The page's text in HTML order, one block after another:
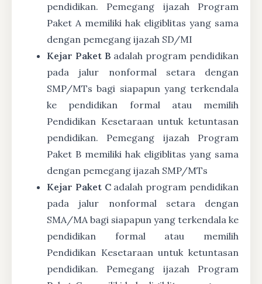
pendidikan. Pemegang ijazah Program
Paket A memiliki hak eligiblitas yang sama
dengan pemegang ijazah SD/MI
Kejar Paket B adalah program pendidikan
pada jalur nonformal setara dengan
SMP/MTs bagi siapapun yang terkendala
ke pendidikan formal atau memilih
Pendidikan Kesetaraan untuk ketuntasan
pendidikan. Pemegang ijazah Program
Paket B memiliki hak eligiblitas yang sama
dengan pemegang ijazah SMP/MTs
Kejar Paket Cadalah program pendidikan
pada jalur nonformal setara dengan
SMA/MA bagi siapapun yang terkendala ke
pendidikan formal atau memilih
Pendidikan Kesetaraan untuk ketuntasan
pendidikan. Pemegang ijazah Program